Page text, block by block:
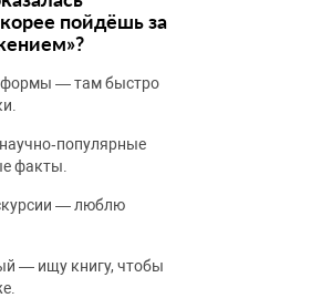
пойдёшь за
— там быстро
факты.
— люблю
— ищу книгу, чтобы